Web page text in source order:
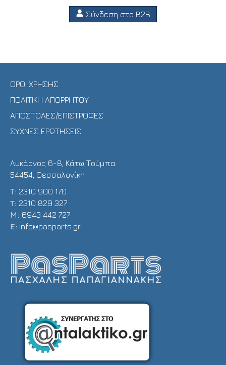
Σύνδεση στο B2B
ΟΡΟΙ ΧΡΗΣΗΣ
ΠΟΛΙΤΙΚΗ ΑΠΟΡΡΗΤΟΥ
ΑΠΟΣΤΟΛΕΣ/ΕΠΙΣΤΡΟΦΕΣ
ΣΥΧΝΕΣ ΕΡΩΤΗΣΕΙΣ
Λυκάονος 6-8, Κάτω Τούμπα
54454, Θεσσαλονίκη
Τ: 2310 900 170
T: 2310 829 327
Μ: 6943 442 727
E: info@pasparts.gr